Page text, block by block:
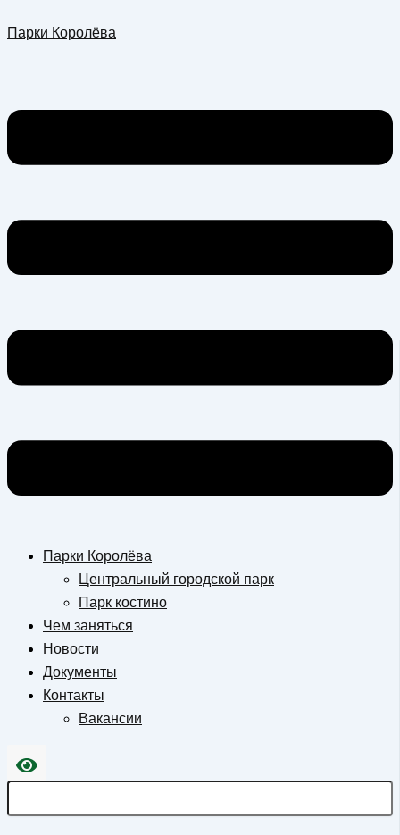
к
Парки Королёва
Парки Королёва
Центральный городской парк
Парк костино
Чем заняться
Новости
Документы
Контакты
Вакансии